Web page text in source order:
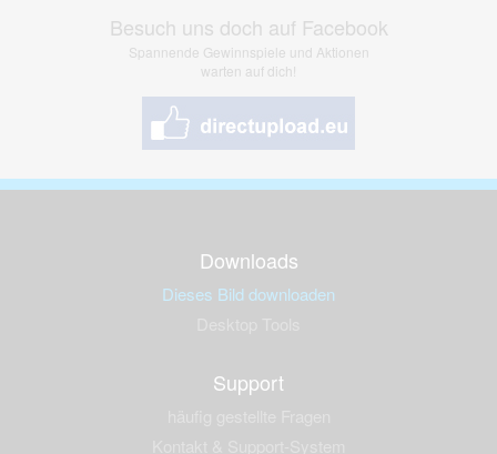
Besuch uns doch auf Facebook
Spannende Gewinnspiele und Aktionen
warten auf dich!
Downloads
Dieses Bild downloaden
Support